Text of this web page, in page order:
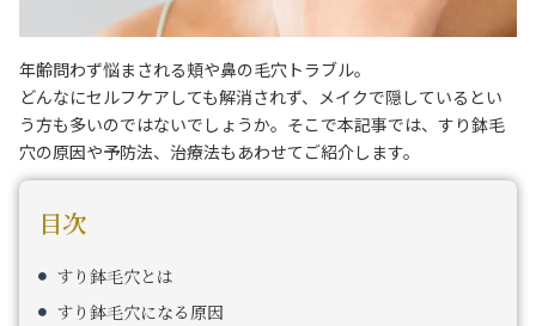
年齢問わず悩まされる頬や鼻の毛穴トラブル。
どんなにセルフケアしても解消されず、メイクで隠しているとい
う方も多いのではないでしょうか。そこで本記事では、すり鉢毛
穴の原因や予防法、治療法もあわせてご紹介します。
目次
すり鉢毛穴とは
すり鉢毛穴になる原因